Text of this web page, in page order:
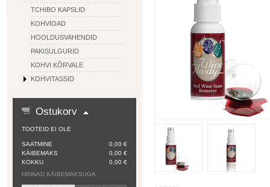
TCHIBO KAPSLID
KOHVIOAD
HOOLDUSVAHENDID
PAKISULGURID
KOHVI KÕRVALE
KOHVITASSID
Ostukorv
TOOTEID EI OLE
SAATMINE
0,00 €
KÄIBEMAKS
0,00 €
KOKKU
0,00 €
HINNAD KÄIBEMAKSUGA